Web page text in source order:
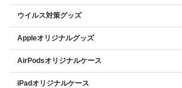
ウイルス対策グッズ
Appleオリジナルグッズ
AirPodsオリジナルケース
iPadオリジナルケース